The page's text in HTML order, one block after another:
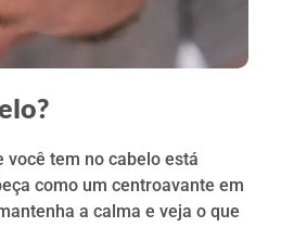
você tem no cabelo está
como um centroavante em
a calma e veja o que